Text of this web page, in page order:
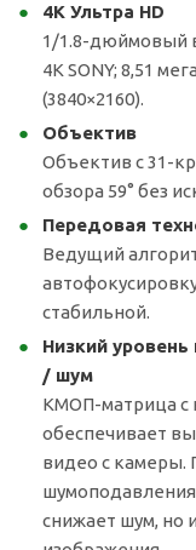
4К Ультра HD
1/1.8-дюймовый
4K SONY; 8,51
(3840×2160).
Объектив
Объектив с 31-
обзора 59° без
Передовая
Ведущий
стабильной.
Низкий
/ шум
КМОП-матрица с
обеспечивает
видео с камеры.
снижает шум, но